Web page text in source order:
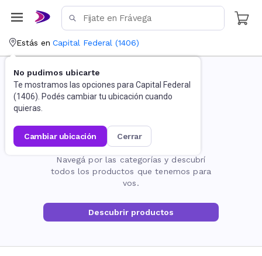
Estás en Capital Federal (1406)
No pudimos ubicarte
Te mostramos las opciones para Capital Federal
(1406). Podés cambiar tu ubicación cuando
quieras.
cambiar ubicación cerrar
La página no existe
Navegá por las categorías y descubrí
todos los productos que tenemos para
vos.
Descubrir productos